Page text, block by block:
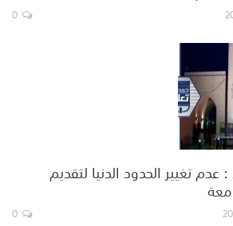
تغيير الحدود الدنيا لتقديم